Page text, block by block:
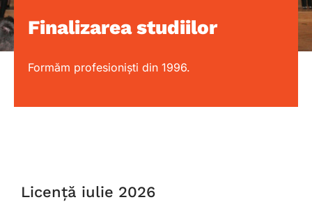
Finalizarea studiilor
Formăm profesioniști din 1996.
Licență iulie 2026